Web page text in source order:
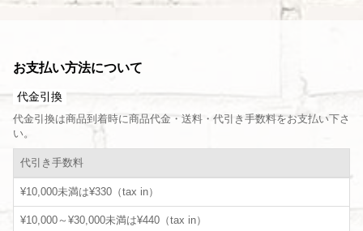
お支払い方法について
代金引換
代金引換は商品到着時に商品代金・送料・代引き手数料をお支払い下さ
い。
代引き手数料
¥10,000未満は¥330（tax in）
¥10,000～¥30,000未満は¥440（tax in）